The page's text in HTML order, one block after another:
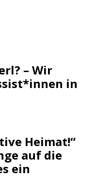
– Wir
in
Heimat!“
auf die
ein